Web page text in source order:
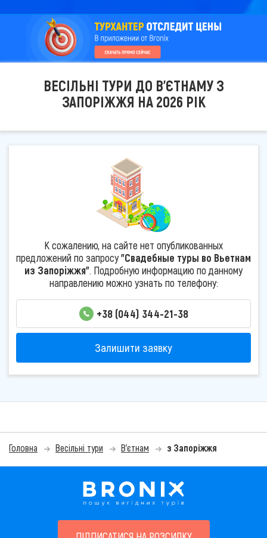
ВЕСІЛЬНІ ТУРИ ДО В'ЄТНАМУ З
ЗАПОРІЖЖЯ НА 2026 РІК
К сожалению, на сайте нет опубликованных
предложений по запросу"Свадебные туры во Вьетнам
из Запоріжжя". Подробную информацию по данному
направлению можно узнать по телефону:
+38 (044) 344-21-38
Залишити заявку
Головна Весільні тури В'єтнам з Запоріжжя